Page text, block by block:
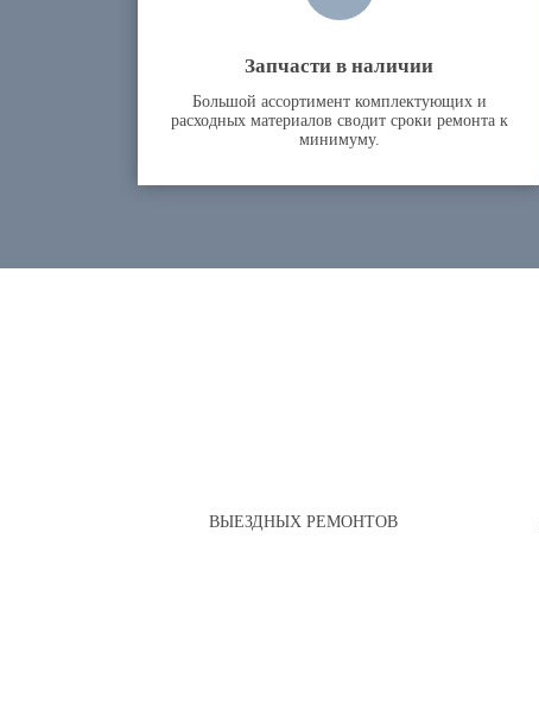
Запчасти в наличии
Большой ассортимент комплектующих и
расходных материалов сводит сроки ремонта к
минимуму.
ВЫЕЗДНЫХ РЕМОНТОВ